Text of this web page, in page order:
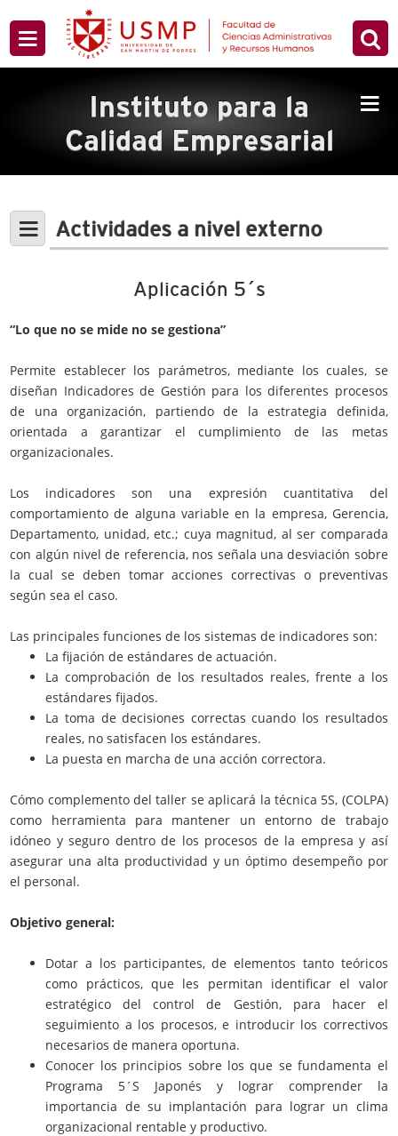
Instituto para la
Calidad Empresarial
Actividades a nivel externo
Aplicación 5´s
“Lo que no se mide no se gestiona”
Permite establecer los parámetros, mediante los cuales, se
diseñan Indicadores de Gestión para los diferentes procesos
de una organización, partiendo de la estrategia definida,
orientada a garantizar el cumplimiento de las metas
organizacionales.
Los indicadores son una expresión cuantitativa del
comportamiento de alguna variable en la empresa, Gerencia,
Departamento, unidad, etc.; cuya magnitud, al ser comparada
con algún nivel de referencia, nos señala una desviación sobre
la cual se deben tomar acciones correctivas o preventivas
según sea el caso.
Las principales funciones de los sistemas de indicadores son:
La fijación de estándares de actuación.
La comprobación de los resultados reales, frente a los
estándares fijados.
La toma de decisiones correctas cuando los resultados
reales, no satisfacen los estándares.
La puesta en marcha de una acción correctora.
Cómo complemento del taller se aplicará la técnica 5S, (COLPA)
como herramienta para mantener un entorno de trabajo
idóneo y seguro dentro de los procesos de la empresa y así
asegurar una alta productividad y un óptimo desempeño por
el personal.
Objetivo general:
Dotar a los participantes, de elementos tanto teóricos
como prácticos, que les permitan identificar el valor
estratégico del control de Gestión, para hacer el
seguimiento a los procesos, e introducir los correctivos
necesarios de manera oportuna.
Conocer los principios sobre los que se fundamenta el
Programa 5´S Japonés y lograr comprender la
importancia de su implantación para lograr un clima
organizacional rentable y productivo.